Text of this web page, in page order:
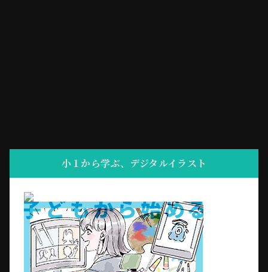
小１から学ぶ、デジタルイラスト